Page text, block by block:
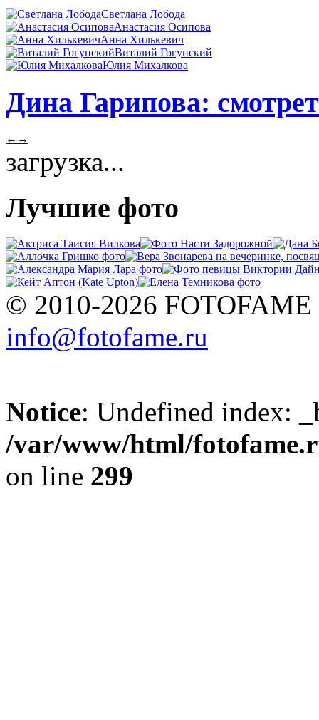
Светлана Лобода
Анастасия Осипова
Анна Хилькевич
Виталий Гогунский
Юлия Михалкова
Дина Гарипова:
← →
загрузка...
Лучшие фото
© 2010-2026 FOTOFAME
info@fotofame.ru
Notice: Undefined index:
/var/www/html/
on line 299